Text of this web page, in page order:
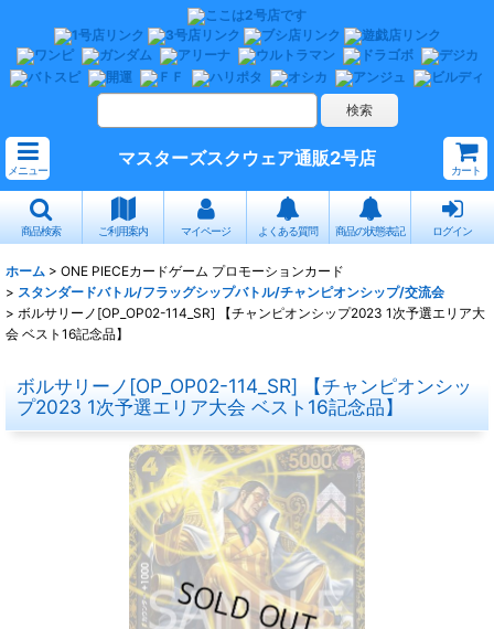
メニュー
マスターズスクウェア通販2号店
カート
商品検索 ご利用案内 マイページ よくある質問 商品の状態表記 ログイン
ホーム > ONE PIECEカードゲーム プロモーションカード
> スタンダードバトル/フラッグシップバトル/チャンピオンシップ/交流会
> ボルサリーノ[OP_OP02-114_SR] 【チャンピオンシップ2023 1次予選エリア大
会 ベスト16記念品】
ボルサリーノ[OP_OP02-114_SR] 【チャンピオンシッ
プ2023 1次予選エリア大会 ベスト16記念品】